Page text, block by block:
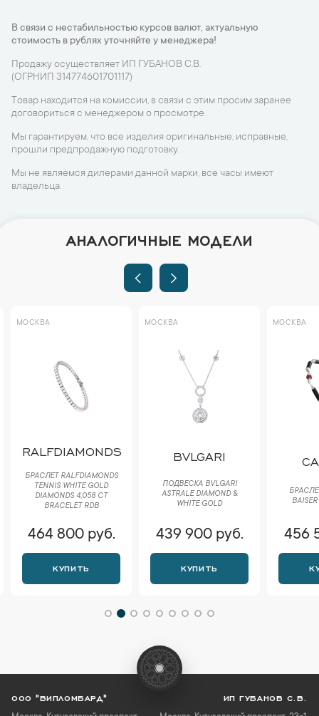
В связи с нестабильностью курсов валют, актуальную
стоимость в рублях уточняйте у менеджера!
Продажу осуществляет ИП ГУБАНОВ С.В.
(ОГРНИП 314774601701117)
Товар находится на комиссии, в связи с этим просим заранее
договориться с менеджером о просмотре.
Мы гарантируем, что все изделия оригинальные, исправные,
прошли предпродажную подготовку.
Мы не являемся дилерами данной марки, все часы имеют
владельца.
АНАЛОГИЧНЫЕ МОДЕЛИ
МОСКВА
RALFDIAMONDS
БРАСЛЕТ RALFDIAMONDS
TENNIS WHITE GOLD
DIAMONDS 4,058 CT
BRACELET RDB
464 800 руб.
КУПИТЬ
МОСКВА
BVLGARI
ПОДВЕСКА BVLGARI
ASTRALE DIAMOND &
WHITE GOLD
439 900 руб.
КУПИТЬ
МОСКВА
456
ООО "ВИПЛОМБАРД" ИП ГУБАНОВ С.В.